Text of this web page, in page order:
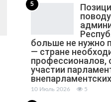
5
больше не нужно
— стране
профессионалов,
участии
10 Июль 2026 5